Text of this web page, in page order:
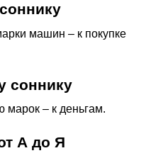
машин – к покупке
соннику
марок – к деньгам.
А до Я